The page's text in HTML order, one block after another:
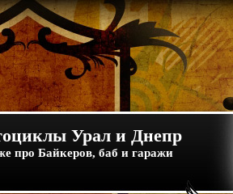
Урал и Днепр
про Байкеров, баб и гаражи